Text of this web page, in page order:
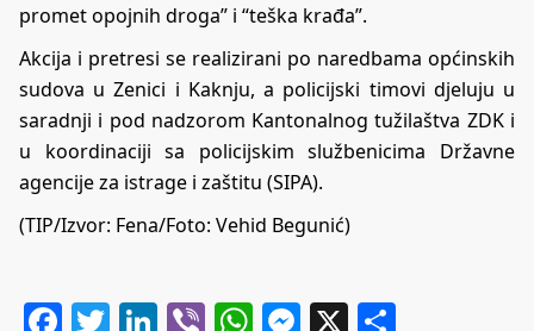
promet opojnih droga” i “teška krađa”.
Akcija i pretresi se realizirani po naredbama općinskih
sudova u Zenici i Kaknju, a policijski timovi djeluju u
saradnji i pod nadzorom Kantonalnog tužilaštva ZDK i
u koordinaciji sa policijskim službenicima Državne
agencije za istrage i zaštitu (SIPA).
(TIP/Izvor: Fena/Foto: Vehid Begunić)
Facebook
Twitter
LinkedIn
ViberWhatsApp
Messenger
X